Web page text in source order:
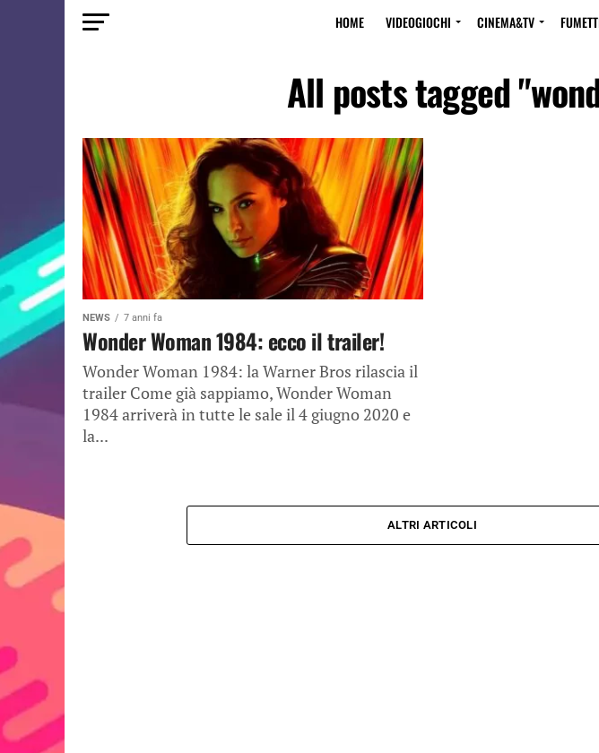
HOME VIDEOGIOCHI CINEMA&TV
All posts tagged
NEWS 7 anni fa
Wonder Woman 1984: ecco il trailer!
Wonder Woman 1984: la Warner Bros rilascia il
trailer Come già sappiamo, Wonder Woman
1984 arriverà in tutte le sale il 4 giugno 2020 e
la...
ALTRI ARTICOLI